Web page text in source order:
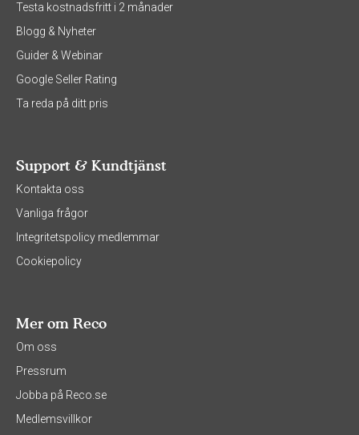
Testa kostnadsfritt i 2 månader
Blogg & Nyheter
Guider & Webinar
Google Seller Rating
Ta reda på ditt pris
Support & Kundtjänst
Kontakta oss
Vanliga frågor
Integritetspolicy medlemmar
Cookiepolicy
Mer om Reco
Om oss
Pressrum
Jobba på Reco.se
Medlemsvillkor